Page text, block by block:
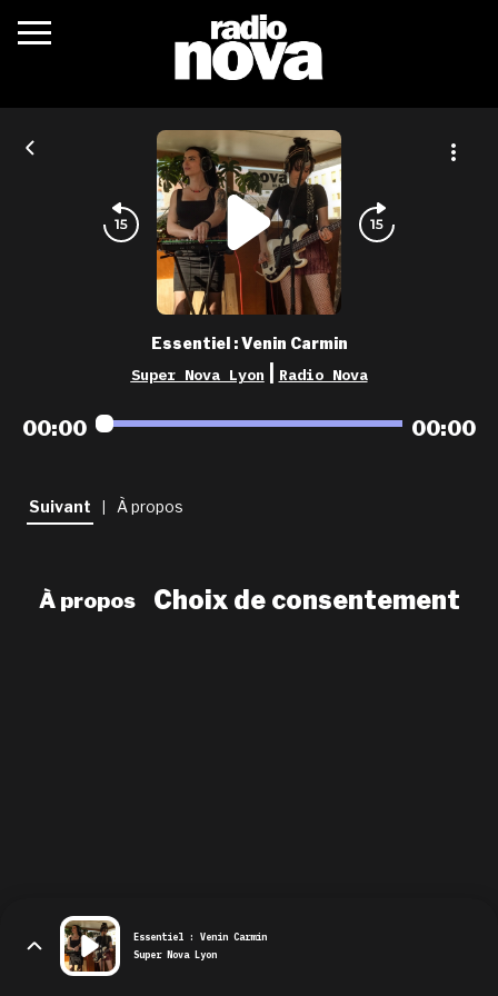
c’était quoi ?
actualités
podcasts
fréquences
nova aime
les grilles
playlists
newsletter
Essentiel : Venin Carmin
Super Nova Lyon Radio Nova
00:00 00:00
Suivant À propos
À propos Choix de consentement
Essentiel : Venin Carmin
Super Nova Lyon